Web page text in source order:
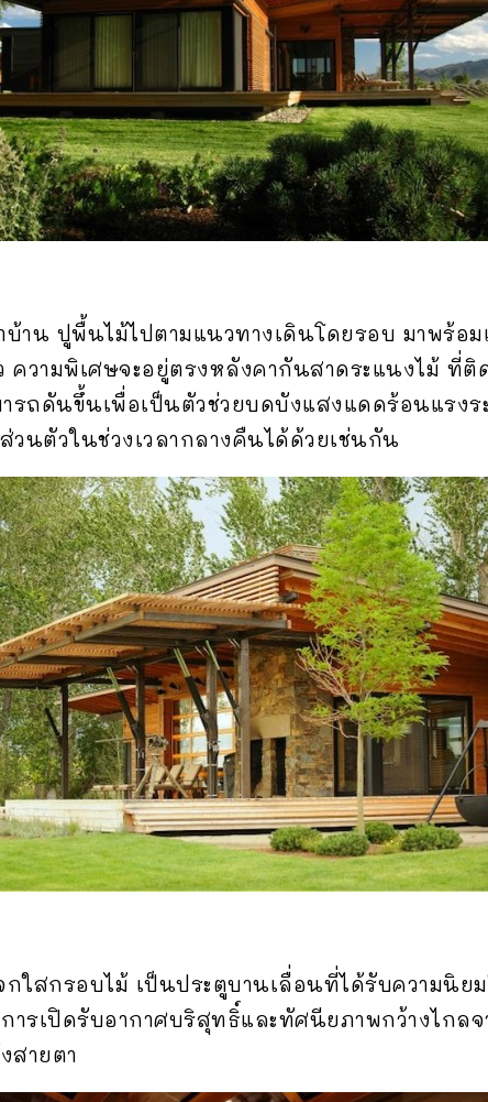
าน ปูพื้นไม้ไปตามแนวทางเดินโดยรอบ มาพร้อม
วามพิเศษจะอยู่ตรงหลังคากันสาดระแนงไม้ ที่ติ
ารถดันขึ้นเพื่อเป็นตัวช่วยบดบังแสงแดดร้อนแรง
นตัวในช่วงเวลากลางคืนได้ด้วยเช่นกัน
ใสกรอบไม้ เป็นประตูบานเลื่อนที่ได้รับความนิย
ารเปิดรับอากาศบริสุทธิ์และทัศนียภาพกว้างไกล
สายตา